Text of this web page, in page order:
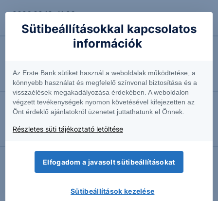
2026.02.18. 11:23
Tartós partnerségben a Meta és az Nvidia
APPLE - 2025/73 - napi
Szakmai vezető
2025.09.19. 05:52
APPLE - 2025/72 - napi
Szakmai vezető
Sütibeállításokkal kapcsolatos
információk
Az Erste Bank sütiket használ a weboldalak működtetése, a
könnyebb használat és megfelelő színvonal biztosítása és a
visszaélések megakadályozása érdekében. A weboldalon
végzett tevékenységek nyomon követésével kifejezetten az
Önt érdeklő ajánlatokról üzenetet juttathatunk el Önnek.
Részletes süti tájékoztató letöltése
Elfogadom a javasolt sütibeállításokat
Sütibeállítások kezelése